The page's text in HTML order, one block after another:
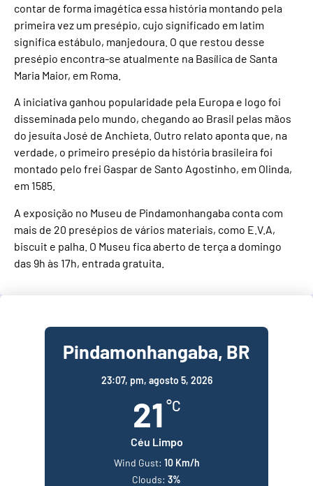
contar de forma imagética essa história montando pela
primeira vez um presépio, cujo significado em latim
significa estábulo, manjedoura. O que restou desse
presépio encontra-se atualmente na Basílica de Santa
Maria Maior, em Roma.
A iniciativa ganhou popularidade pela Europa e logo foi
disseminada pelo mundo, chegando ao Brasil pelas mãos
do jesuíta José de Anchieta. Outro relato aponta que, na
verdade, o primeiro presépio da história brasileira foi
montado pelo frei Gaspar de Santo Agostinho, em Olinda,
em 1585.
A exposição no Museu de Pindamonhangaba conta com
mais de 20 presépios de vários materiais, como E.V.A,
biscuit e palha. O Museu fica aberto de terça a domingo
das 9h às 17h, entrada gratuita.
Pindamonhangaba, BR
23:07, pm, agosto 5, 2026
21 °C
Céu Limpo
Wind Gust: 10 Km/h
Clouds: 3%